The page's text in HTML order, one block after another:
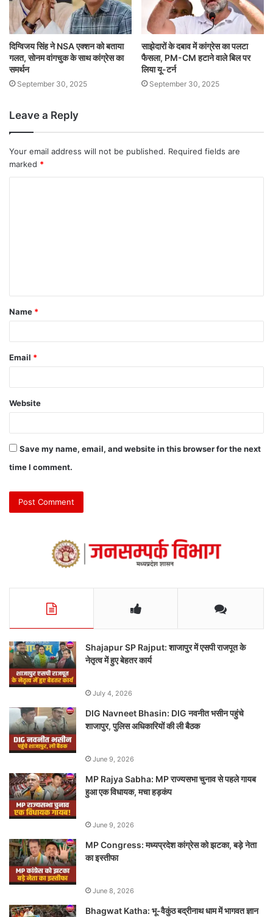
दिग्विजय सिंह ने NSA एक्शन को बताया
गलत, सोनम वांगचुक के साथ कांग्रेस का
समर्थन
September 30, 2025
साझेदारों के दबाव में कांग्रेस का पलटा
फैसला, PM-CM हटाने वाले बिल पर
लिया यू-टर्न
September 30, 2025
Leave a Reply
Your email address will not be published. Required fields are
marked *
Name *
Email *
Website
Save my name, email, and website in this browser for the next
time I comment.
Shajapur SP Rajput: शाजापुर में एसपी राजपूत के
नेतृत्व में हुए बेहतर कार्य
July 4, 2026
DIG Navneet Bhasin: DIG नवनीत भसीन पहुंचे
शाजापुर, पुलिस अधिकारियों की ली बैठक
June 9, 2026
MP Rajya Sabha: MP राज्यसभा चुनाव से पहले गायब
हुआ एक विधायक, मचा हड़कंप
June 9, 2026
MP Congress: मध्यप्रदेश कांग्रेस को झटका, बड़े नेता
का इस्तीफा
June 8, 2026
Bhagwat Katha: भू-वैकुंठ बद्रीनाथ धाम में भागवत ज्ञान